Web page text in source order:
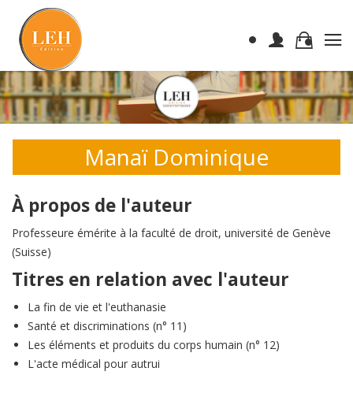
Manaï Dominique
À propos de l'auteur
Professeure émérite à la faculté de droit, université de Genève
(Suisse)
Titres en relation avec l'auteur
La fin de vie et l'euthanasie
Santé et discriminations (n° 11)
Les éléments et produits du corps humain (n° 12)
L'acte médical pour autrui